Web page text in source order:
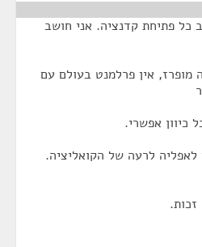
כל פתיחת קדנציה. אני חושב
אין פרלמנט בעולם עם
כיוון אפשרי.
לאפליה לרעה של הקואליציה.
זכות.